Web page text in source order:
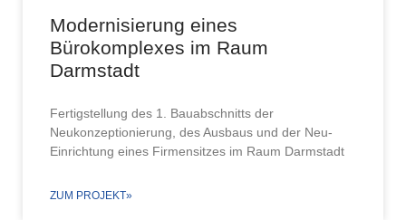
Modernisierung eines
Bürokomplexes im Raum
Darmstadt
Fertigstellung des 1. Bauabschnitts der
Neukonzeptionierung, des Ausbaus und der Neu-
Einrichtung eines Firmensitzes im Raum Darmstadt
ZUM PROJEKT»